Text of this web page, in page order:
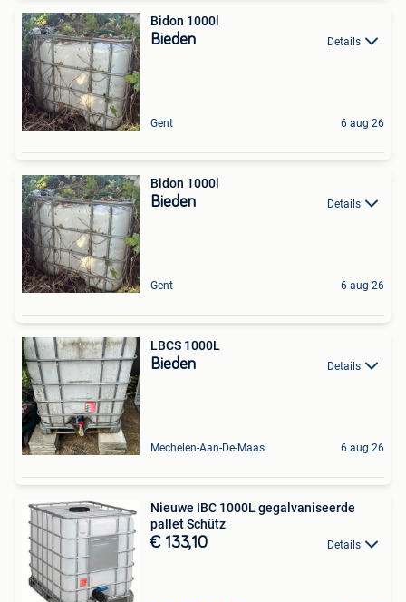
Bidon 1000l
Bieden Details
Gent 6 aug 26
Bidon 1000l
Bieden Details
Gent 6 aug 26
LBCS 1000L
Bieden Details
Mechelen-Aan-De-Maas 6 aug 26
Nieuwe IBC 1000L gegalvaniseerde
pallet Schütz
€ 133,10 Details